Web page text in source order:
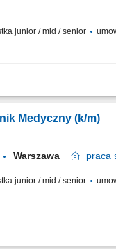
junior / mid / senior
Pacjentów w Punkcie
medycznej zgodnie ze
fiskalnej i systemu
Medyczny (k/m)
Warszawa praca
junior / mid / senior
Pacjentów w Punkcie